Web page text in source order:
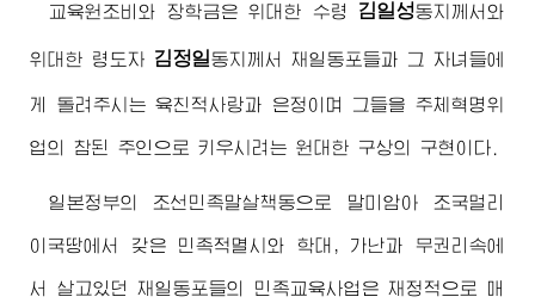
교육원조비와 장학금은 위대한 수령 김일성동지 께서와
위대한 령도자 김정일동지 께서 재일동포들과 그 자녀들에
게 돌려주시는 육친적사랑과 은정이며 그들을 주체혁명위
업의 참된 주인으로 키우시려는 원대한 구상의 구현이다.
일본정부의 조선민족말살책동으로 말미암아 조국멀리
이국땅에서 갖은 민족적멸시와 학대, 가난과 무권리속에
서 살고있던 재일동포들의 민족교육사업은 재정적으로 매